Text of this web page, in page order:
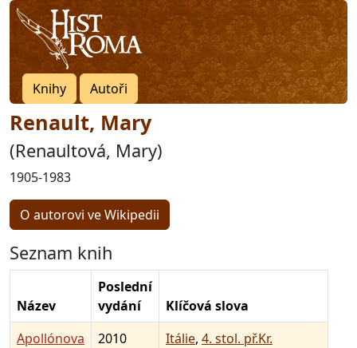
Knihy Autoři
Renault, Mary
(Renaultová, Mary)
1905-1983
O autorovi ve Wikipedii
Seznam knih
Název
Poslední
vydání
Klíčová slova
Apollónova
2010 Itálie, 4. stol. př.Kr.